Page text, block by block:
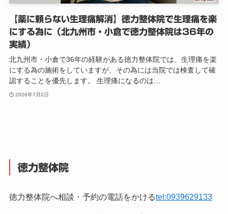
【薬に頼らない生理痛解消】徳力整体院で生理痛を楽
にする為に（北九州市・小倉で徳力整体院は36年の
実績）
北九州市・小倉で36年の経験がある徳力整体院では、生理痛を楽
にする為の施術をしていますが、その為には当院では検査して確
認することを優先します。 生理痛になるのは…
2026年7月2日
徳力整体院
徳力整体院へ相談・予約の電話をかけるtel:0939629133